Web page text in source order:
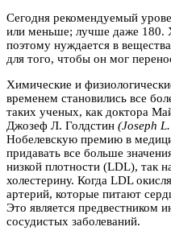
Сегодня рекомендуемый
или меньше; лучше даже 180.
поэтому нуждается в
для того, чтобы он мог
Химические и
временем становились все
таких ученых, как доктора
Джозеф Л. Голдстин (Joseph
Нобелевскую премию в
придавать все больше
низкой плотности (LDL), так
холестерину. Когда LDL
артерий, которые питают
Это является предвестником
сосудистых заболеваний.